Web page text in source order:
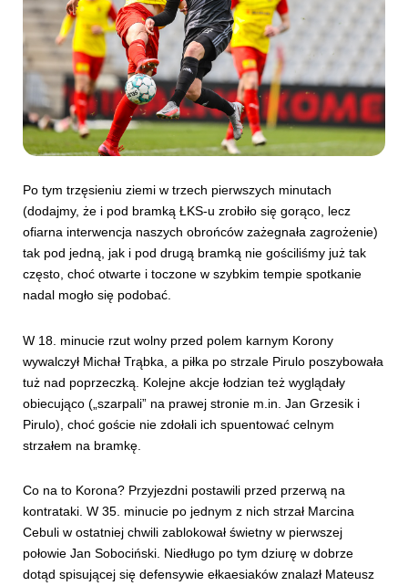
Po tym trzęsieniu ziemi w trzech pierwszych minutach
(dodajmy, że i pod bramką ŁKS-u zrobiło się gorąco, lecz
ofiarna interwencja naszych obrońców zażegnała zagrożenie)
tak pod jedną, jak i pod drugą bramką nie gościliśmy już tak
często, choć otwarte i toczone w szybkim tempie spotkanie
nadal mogło się podobać.
W 18. minucie rzut wolny przed polem karnym Korony
wywalczył Michał Trąbka, a piłka po strzale Pirulo poszybowała
tuż nad poprzeczką. Kolejne akcje łodzian też wyglądały
obiecująco („szarpali” na prawej stronie m.in. Jan Grzesik i
Pirulo), choć goście nie zdołali ich spuentować celnym
strzałem na bramkę.
Co na to Korona? Przyjezdni postawili przed przerwą na
kontrataki. W 35. minucie po jednym z nich strzał Marcina
Cebuli w ostatniej chwili zablokował świetny w pierwszej
połowie Jan Sobociński. Niedługo po tym dziurę w dobrze
dotąd spisującej się defensywie ełkaesiaków znalazł Mateusz